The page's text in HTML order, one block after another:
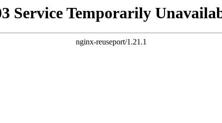
Service Temporarily
nginx-reuseport/1.21.1